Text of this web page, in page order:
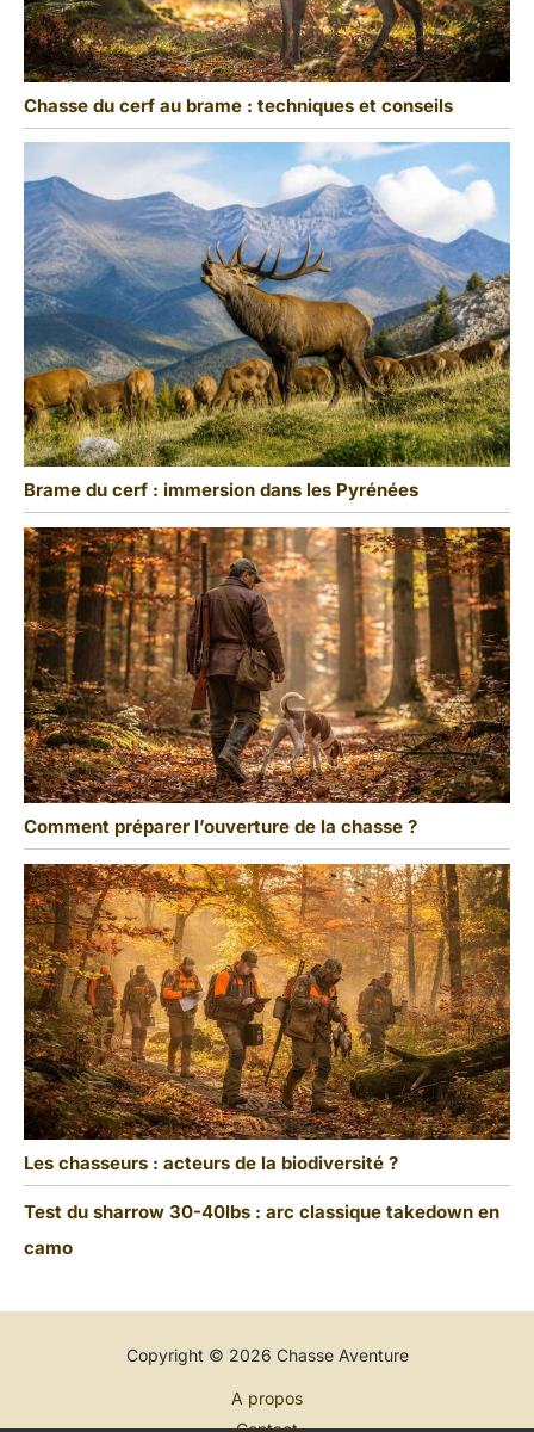
Chasse du cerf au brame : techniques et conseils
Brame du cerf : immersion dans les Pyrénées
Comment préparer l’ouverture de la chasse ?
Les chasseurs : acteurs de la biodiversité ?
Test du sharrow 30-40lbs : arc classique takedown en
camo
Copyright © 2026 Chasse Aventure
A propos